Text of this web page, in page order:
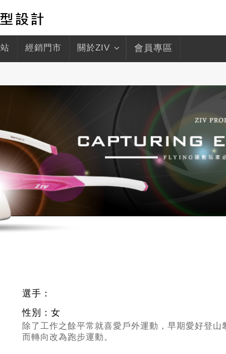
經銷門市 關於ZIV 會員專區
選手：
性別：女
除了工作之餘平常就喜愛戶外運動，早期愛好登
而轉向改為跑步運動。